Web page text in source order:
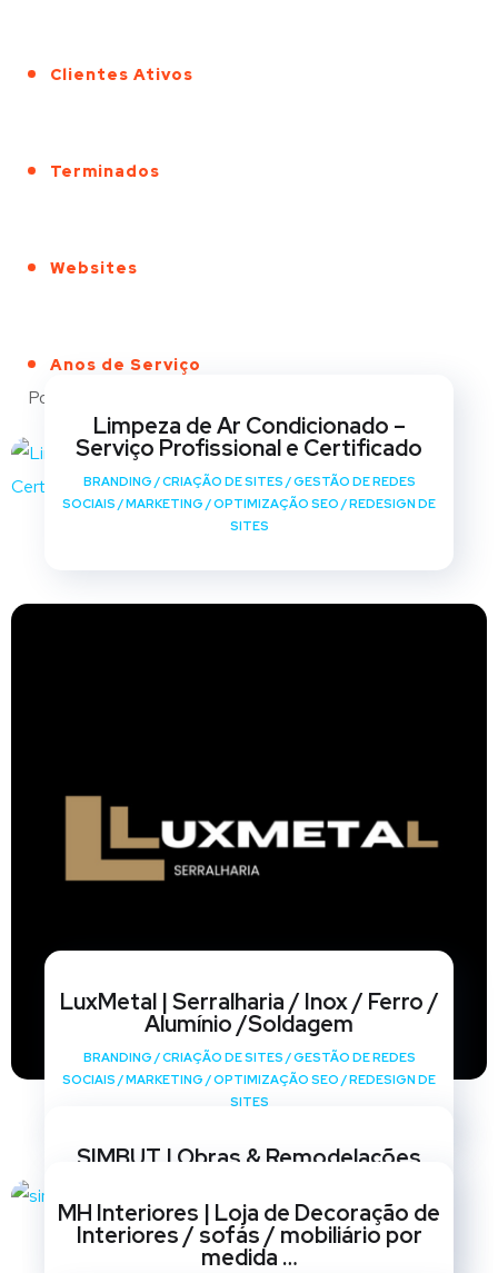
Clientes Ativos
Terminados
Websites
Anos de Serviço
Portfólio
Limpeza de Ar Condicionado –
Serviço Profissional e Certificado
BRANDING /CRIAÇÃO DE SITES /GESTÃO DE REDES
SOCIAIS /MARKETING /OPTIMIZAÇÃO SEO /REDESIGN DE
SITES
LuxMetal | Serralharia / Inox / Ferro /
Alumínio /Soldagem
BRANDING /CRIAÇÃO DE SITES /GESTÃO DE REDES
SOCIAIS /MARKETING /OPTIMIZAÇÃO SEO /REDESIGN DE
SITES
SIMBUT | Obras & Remodelações
SOCIAIS /MARKETING OPTIMIZAÇÃO SEO/ REDESIGN DE
SITES
MH Interiores | Loja de Decoração de
Interiores / sofás / mobiliário por
medida …